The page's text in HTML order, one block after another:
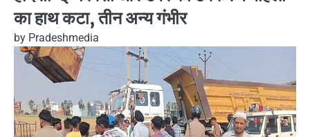
का हाथ कटा, तीन अन्य गंभीर
by Pradeshmedia